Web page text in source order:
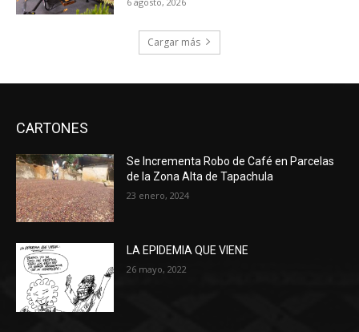
Cargar más
CARTONES
Se Incrementa Robo de Café en Parcelas
de la Zona Alta de Tapachula
23 enero, 2024
LA EPIDEMIA QUE VIENE
26 mayo, 2022